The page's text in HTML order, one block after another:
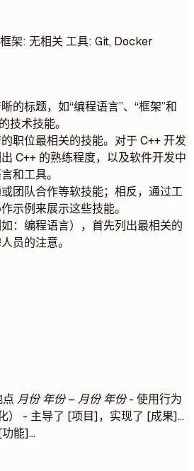
架: 无相关 工具: Git, Docker
的标题，如“编程语言”、“框架”和
技术技能。
职位最相关的技能。对于 C++ 开发
C++ 的熟练程度，以及软件开发中
和工具。
团队合作等软技能；相反，通过工
示例来展示这些技能。
：编程语言），首先列出最相关的
员的注意。
月份 年份 – 月份 年份- 使用行为
） - 主导了 [项目]，实现了 [成果]...
能]...